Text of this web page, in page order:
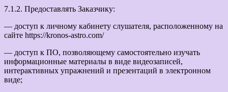
7.1.2. Предоставлять Заказчику:
— доступ к личному кабинету слушателя, расположенному на
сайте https://kronos-astro.com/
— доступ к ПО, позволяющему самостоятельно изучать
информационные материалы в виде видеозаписей,
интерактивных упражнений и презентаций в электронном
виде;